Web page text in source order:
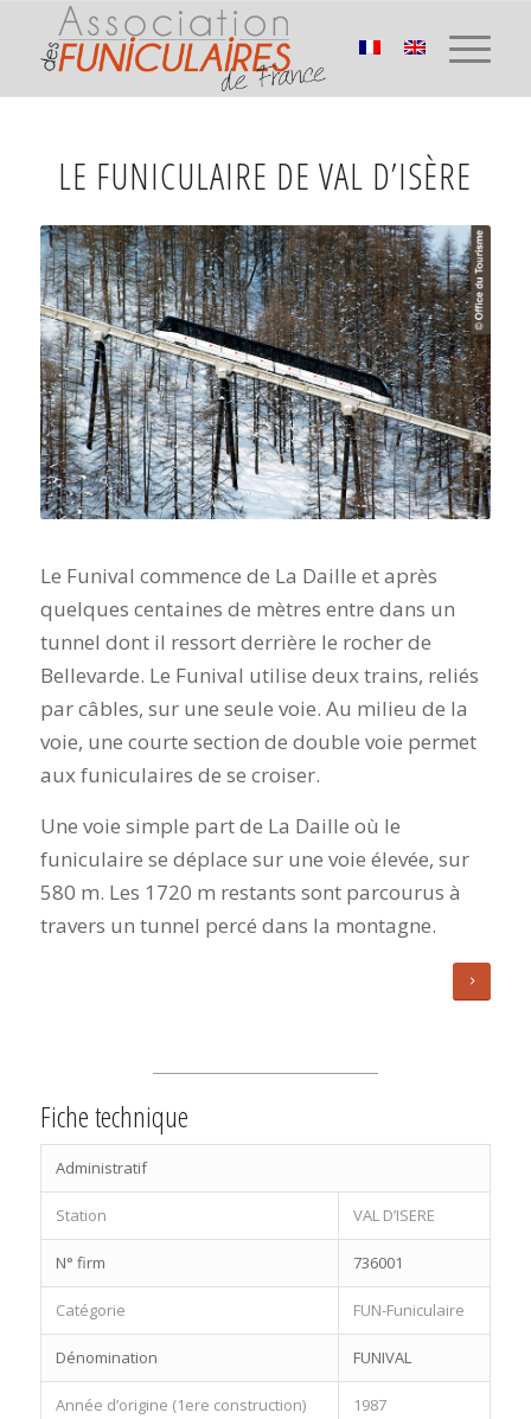
LE FUNICULAIRE DE VAL D’ISÈRE
Le Funival commence de La Daille et après
quelques centaines de mètres entre dans un
tunnel dont il ressort derrière le rocher de
Bellevarde. Le Funival utilise deux trains, reliés
par câbles, sur une seule voie. Au milieu de la
voie, une courte section de double voie permet
aux funiculaires de se croiser.
Une voie simple part de La Daille où le
funiculaire se déplace sur une voie élevée, sur
580 m. Les 1720 m restants sont parcourus à
travers un tunnel percé dans la montagne.
Fiche technique
Administratif
Station VAL D’ISERE
N° firm 736001
Catégorie FUN-Funiculaire
Dénomination FUNIVAL
Année d’origine (1ere construction) 1987